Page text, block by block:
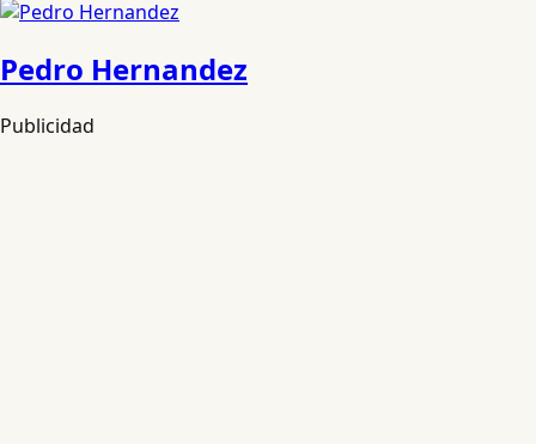
Pedro Hernandez
Publicidad